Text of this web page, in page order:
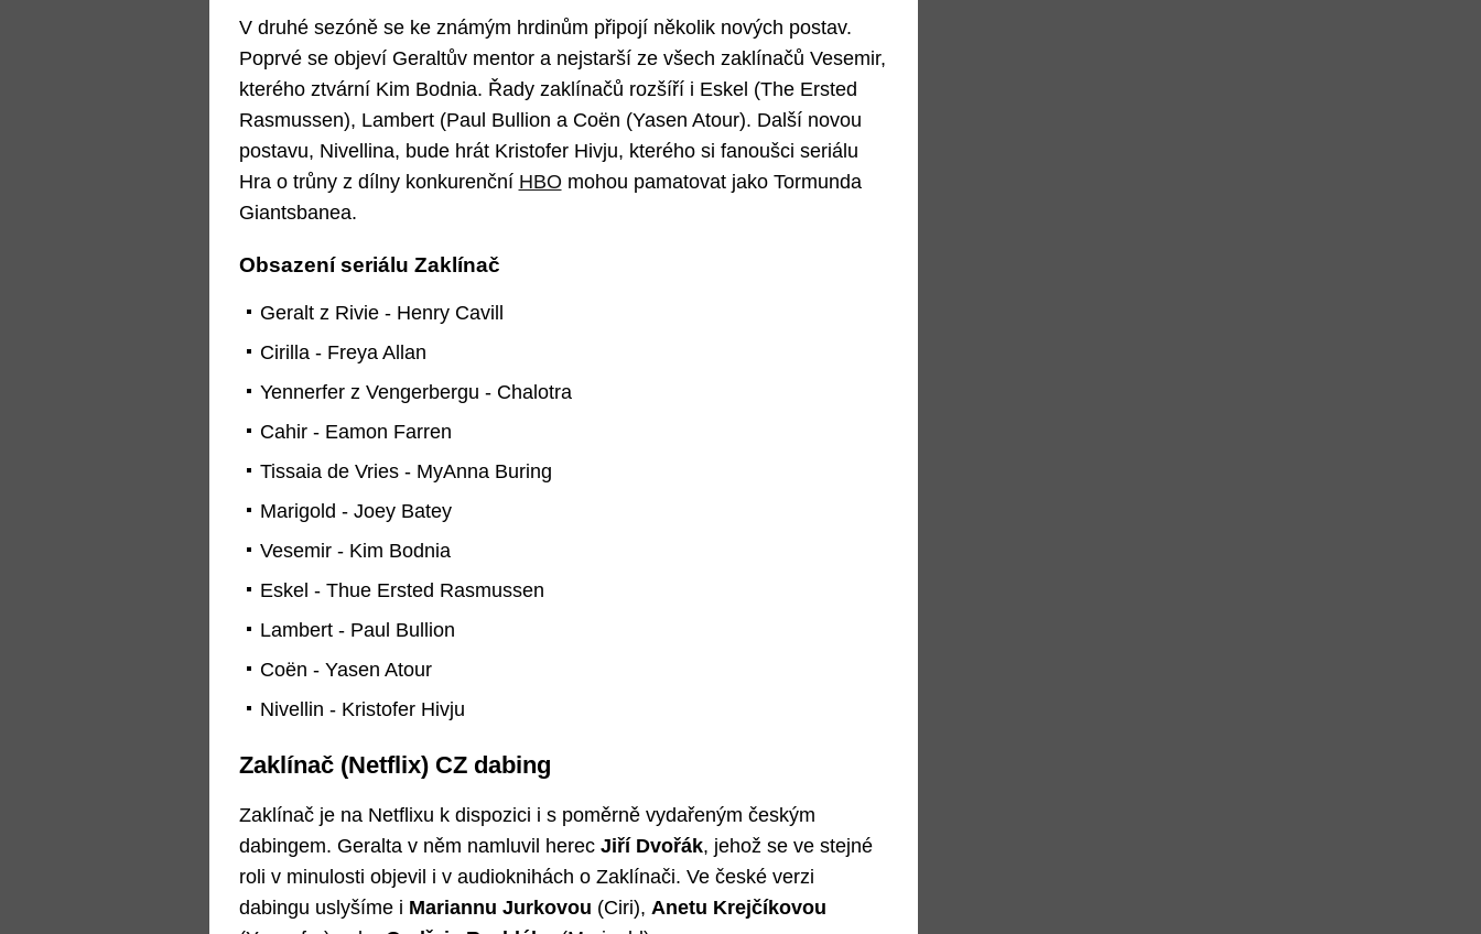
V druhé sezóně se ke známým hrdinům připojí několik nových postav.
Poprvé se objeví Geraltův mentor a nejstarší ze všech zaklínačů Vesemir,
kterého ztvární Kim Bodnia. Řady zaklínačů rozšíří i Eskel (The Ersted
Rasmussen), Lambert (Paul Bullion a Coën (Yasen Atour). Další novou
postavu, Nivellina, bude hrát Kristofer Hivju, kterého si fanoušci seriálu
Hra o trůny z dílny konkurenční HBO mohou pamatovat jako Tormunda
Giantsbanea.
Obsazení seriálu Zaklínač
Geralt z Rivie - Henry Cavill
Cirilla - Freya Allan
Yennerfer z Vengerbergu - Chalotra
Cahir - Eamon Farren
Tissaia de Vries - MyAnna Buring
Marigold - Joey Batey
Vesemir - Kim Bodnia
Eskel - Thue Ersted Rasmussen
Lambert - Paul Bullion
Coën - Yasen Atour
Nivellin - Kristofer Hivju
Zaklínač (Netflix) CZ dabing
Zaklínač je na Netflixu k dispozici i s poměrně vydařeným českým
dabingem. Geralta v něm namluvil herec Jiří Dvořák, jehož se ve stejné
roli v minulosti objevil i v audioknihách o Zaklínači. Ve české verzi
dabingu uslyšíme i Mariannu Jurkovou (Ciri), Anetu Krejčíkovou